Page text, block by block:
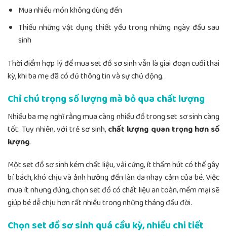
Mua nhiều món không dùng đến
Thiếu những vật dụng thiết yếu trong những ngày đầu sau
sinh
Thời điểm hợp lý để mua set đồ sơ sinh vẫn là giai đoạn cuối thai
kỳ, khi ba mẹ đã có đủ thông tin và sự chủ động.
Chỉ chú trọng số lượng mà bỏ qua chất lượng
Nhiều ba mẹ nghĩ rằng mua càng nhiều đồ trong set sơ sinh càng
tốt. Tuy nhiên, với trẻ sơ sinh, chất lượng quan trọng hơn số
lượng.
Một set đồ sơ sinh kém chất liệu, vải cứng, ít thấm hút có thể gây
bí bách, khó chịu và ảnh hưởng đến làn da nhạy cảm của bé. Việc
mua ít nhưng đúng, chọn set đồ có chất liệu an toàn, mềm mại sẽ
giúp bé dễ chịu hơn rất nhiều trong những tháng đầu đời.
Chọn set đồ sơ sinh quá cầu kỳ, nhiều chi tiết